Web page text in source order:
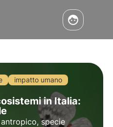
impatto umano
in Italia:
specie